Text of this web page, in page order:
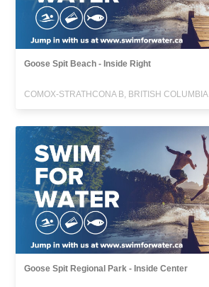
Goose Spit Beach - Inside Right
COMOX-STRATHCONA B, BRITISH COLUMBIA
Goose Spit Regional Park - Inside Center